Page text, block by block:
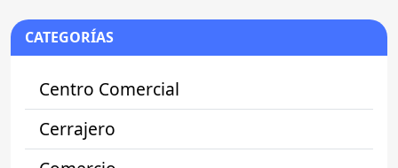
CATEGORÍAS
Centro Comercial
Cerrajero